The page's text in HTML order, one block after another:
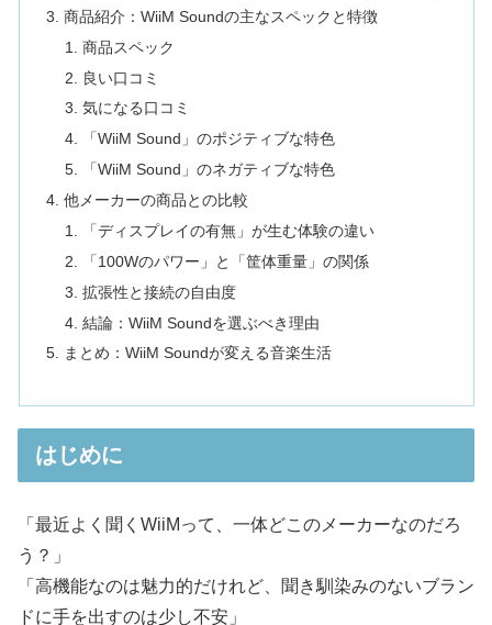
商品紹介：WiiM Soundの主なスペックと特徴
商品スペック
良い口コミ
気になる口コミ
「WiiM Sound」のポジティブな特色
「WiiM Sound」のネガティブな特色
他メーカーの商品との比較
「ディスプレイの有無」が生む体験の違い
「100Wのパワー」と「筐体重量」の関係
拡張性と接続の自由度
結論：WiiM Soundを選ぶべき理由
まとめ：WiiM Soundが変える音楽生活
はじめに
「最近よく聞くWiiMって、一体どこのメーカーなのだろ
う？」
「高機能なのは魅力的だけれど、聞き馴染みのないブラン
ドに手を出すのは少し不安」